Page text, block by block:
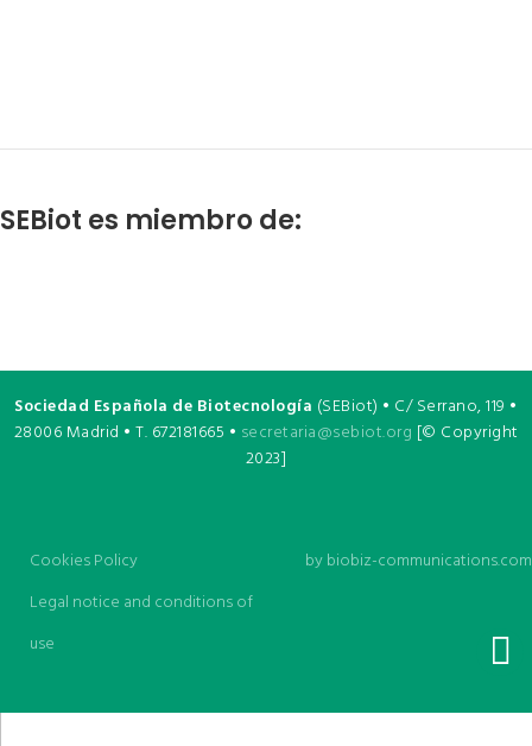
SEBiot es miembro de:
Sociedad Española de Biotecnología (SEBiot) • C/ Serrano, 119 •
28006 Madrid • T. 672181665 • secretaria@sebiot.org [© Copyright
2023]
Cookies Policy
Legal notice and conditions of
use
bybiobiz-communications.com